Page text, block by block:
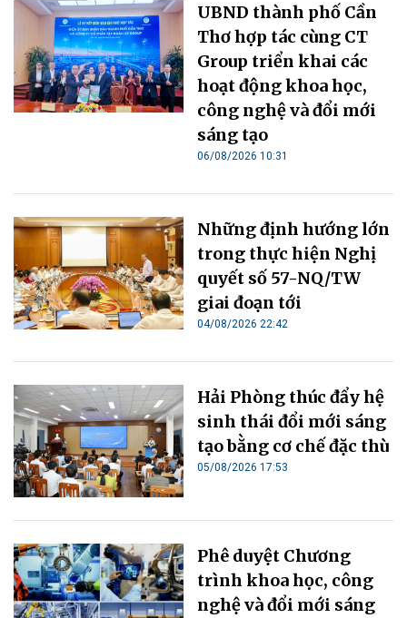
UBND thành phố Cần
Thơ hợp tác cùng CT
Group triển khai các
hoạt động khoa học,
công nghệ và đổi mới
sáng tạo
06/08/2026 10:31
Những định hướng lớn
trong thực hiện Nghị
quyết số 57-NQ/TW
giai đoạn tới
04/08/2026 22:42
Hải Phòng thúc đẩy hệ
sinh thái đổi mới sáng
tạo bằng cơ chế đặc thù
05/08/2026 17:53
Phê duyệt Chương
trình khoa học, công
nghệ và đổi mới sáng